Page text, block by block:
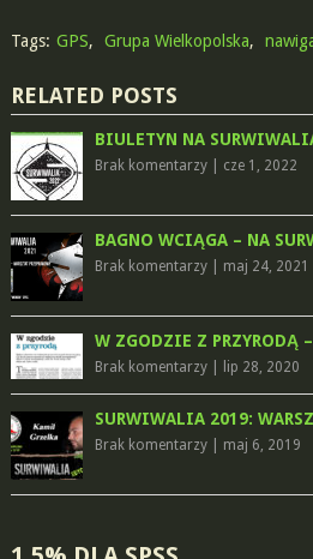
Tags: GPS, Grupa Wielkopolska,
RELATED POSTS
BIULETYN NA
Brak komentarzy| cze 1, 2022
BAGNO WCIĄGA – NA
Brak komentarzy| maj 24, 2021
W ZGODZIE Z PRZYRODĄ
Brak komentarzy| lip 28, 2020
SURWIWALIA 2019:
Brak komentarzy| maj 6, 2019